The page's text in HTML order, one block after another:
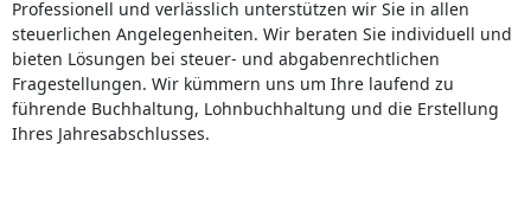
Professionell und verlässlich unterstützen wir Sie in allen
steuerlichen Angelegenheiten. Wir beraten Sie individuell und
bieten Lösungen bei steuer- und abgabenrechtlichen
Fragestellungen. Wir kümmern uns um Ihre laufend zu
führende Buchhaltung, Lohnbuchhaltung und die Erstellung
Ihres Jahresabschlusses.